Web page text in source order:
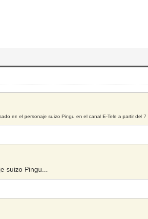
en el personaje suizo Pingu en el canal E-Tele a partir del 7
suizo Pingu...